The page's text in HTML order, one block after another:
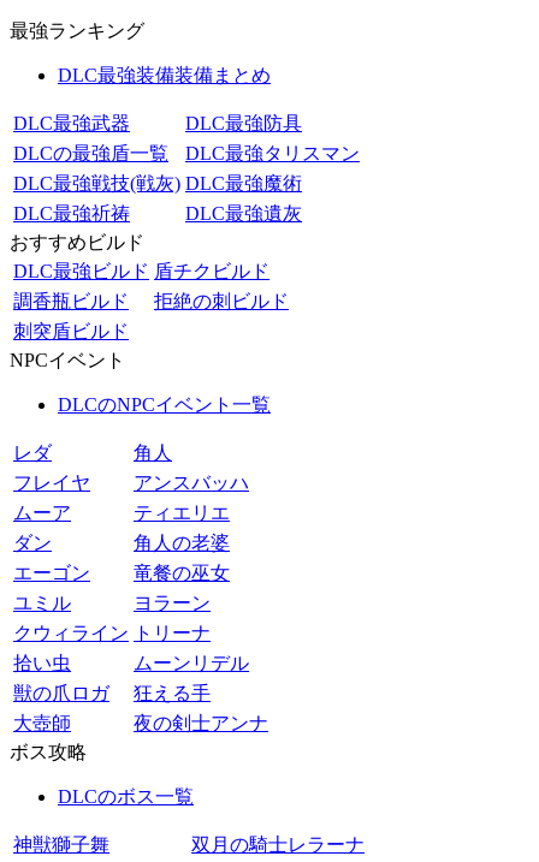
最強ランキング
DLC最強装備装備まとめ
DLC最強武器
DLC最強防具
DLCの最強盾一覧
DLC最強タリスマン
DLC最強戦技(戦灰) DLC最強魔術
DLC最強祈祷
DLC最強遺灰
おすすめビルド
DLC最強ビルド 盾チクビルド
調香瓶ビルド
拒絶の刺ビルド
刺突盾ビルド
NPCイベント
DLCのNPCイベント一覧
レダ
角人
フレイヤ
アンスバッハ
ムーア
ティエリエ
ダン
角人の老婆
エーゴン
竜餐の巫女
ユミル
ヨラーン
クウィライン
トリーナ
拾い虫
ムーンリデル
獣の爪ロガ
狂える手
大壺師
夜の剣士アンナ
ボス攻略
DLCのボス一覧
神獣獅子舞
双月の騎士レラーナ